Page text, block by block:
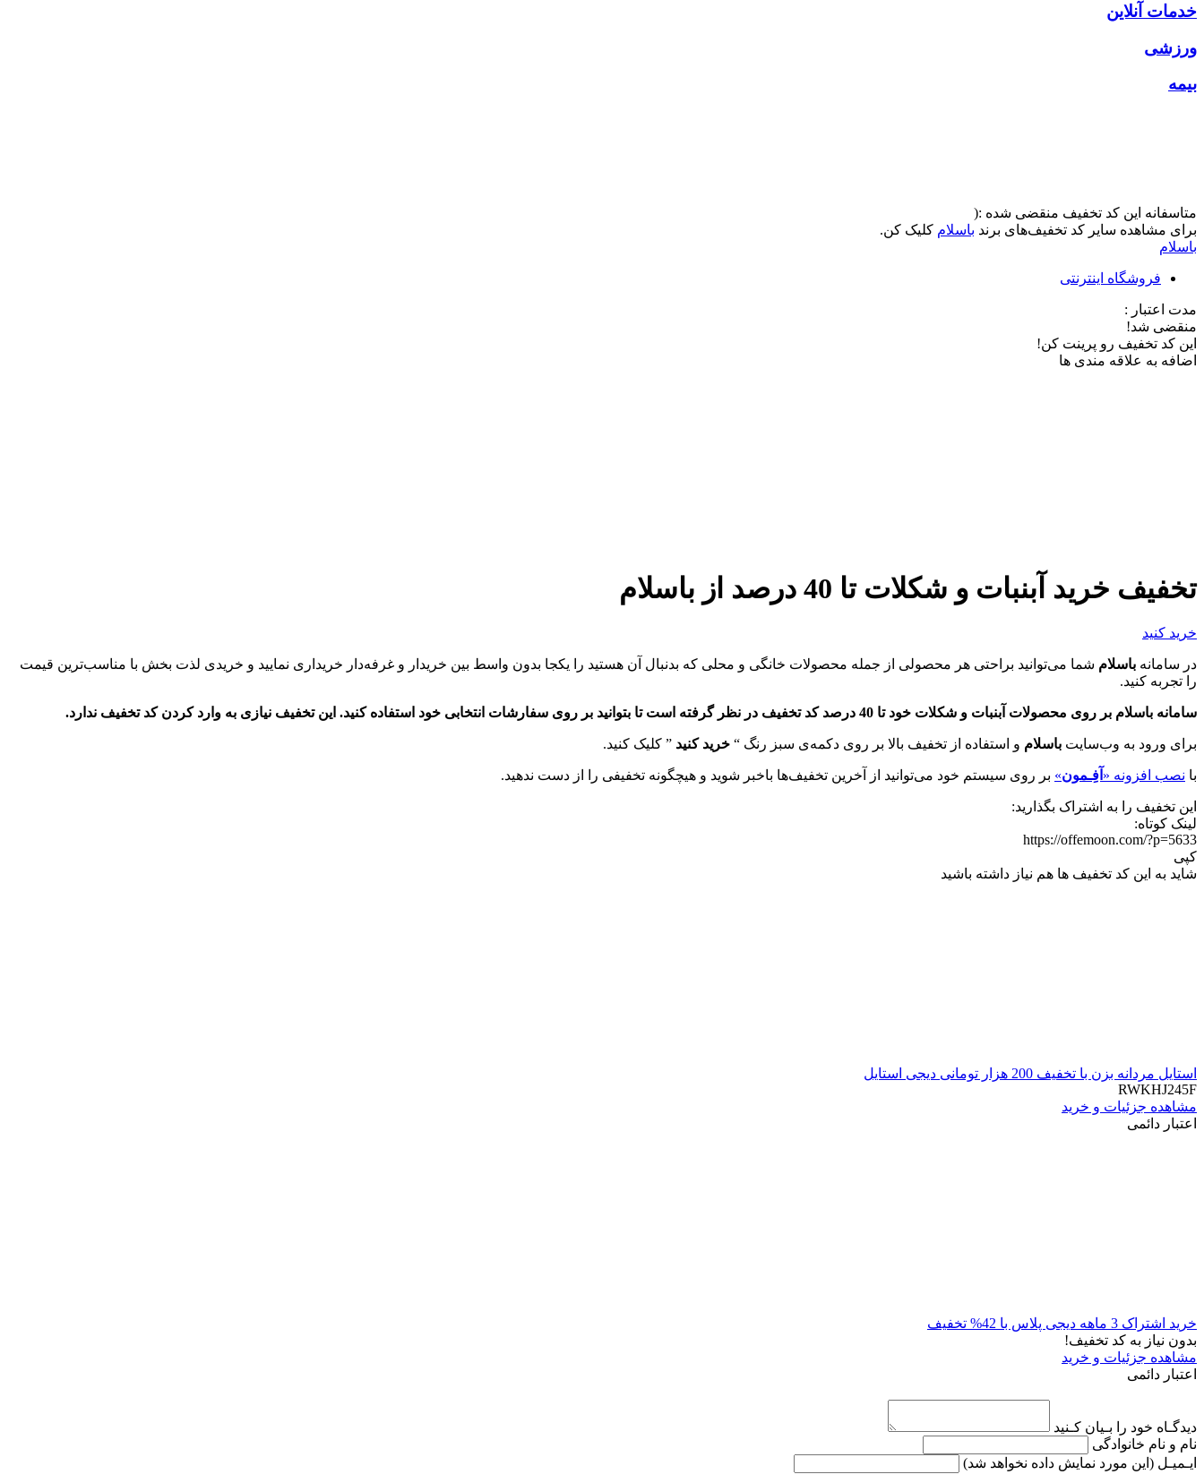
خدمات آنلاین
ورزشی
بیمه
متاسفانه این کد تخفیف منقضی شده :(
برای مشاهده سایر کد تخفیف‌های برند باسلام کلیک کن.
باسلام
فروشگاه اینترنتی
مدت اعتبار :
منقضی شد!
این کد تخفیف رو پرینت کن!
اضافه به علاقه مندی ها
تخفیف خرید آبنبات و شکلات‌ تا 40 درصد از باسلام
خرید کنید
در سامانه باسلام شما می‌توانید براحتی هر محصولی از جمله محصولات خانگی و محلی که بدنبال آن هستید را یکجا بدون واسط بین خریدار و غرفه‌دار خریداری نمایید و خریدی لذت بخش با مناسب‌ترین قیمت
را تجربه کنید.
سامانه باسلام بر روی محصولات آبنبات و شکلات خود تا 40 درصد کد تخفیف در نظر گرفته است تا بتوانید بر روی سفارشات انتخابی خود استفاده کنید. این تخفیف نیازی به وارد کردن کد تخفیف ندارد.
برای ورود به وب‌سایت باسلام و استفاده از تخفیف بالا بر روی دکمه‌ی سبز رنگ “ خرید کنید ” کلیک کنید.
با نصب افزونه « آفِـمون» بر روی سیستم خود می‌توانید از آخرین تخفیف‌ها باخبر شوید و هیچگونه تخفیفی را از دست ندهید.
این تخفیف را به اشتراک بگذارید:
لینک کوتاه:
https://offemoon.com/?p=5633
کپی
شاید به این کد تخفیف ها هم نیاز داشته باشید
استایل مردانه بزن با تخفیف 200 هزار تومانی دیجی استایل
RWKHJ245F
مشاهده جزئیات و خرید
اعتبار دائمی
خرید اشتراک 3 ماهه دیجی پلاس با 42% تخفیف
بدون نیاز به کد تخفیف!
مشاهده جزئیات و خرید
اعتبار دائمی
دیدگـاه خود را بـیان کـنید
نام و نام خانوادگی
ایـمیـل (این مورد نمایش داده نخواهد شد)